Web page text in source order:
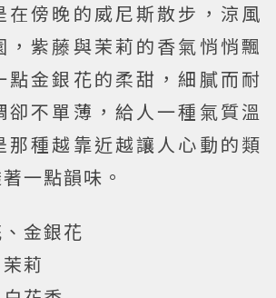
在傍晚的威尼斯散步，涼風
，紫藤與茉莉的香氣悄悄飄
點金銀花的柔甜，細膩而耐
卻不單薄，給人一種氣質溫
那種越靠近越讓人心動的類
一點韻味。
金銀花
莉